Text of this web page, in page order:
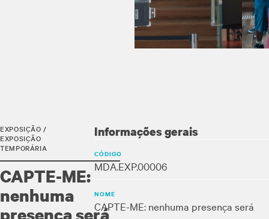
EXPOSIÇÃO /
EXPOSIÇÃO
TEMPORÁRIA
CAPTE-ME:
nenhuma
presença será
Informações gerais
CÓDIGO
MDA.EXP.00006
NOME
CAPTE-ME: nenhuma presença será